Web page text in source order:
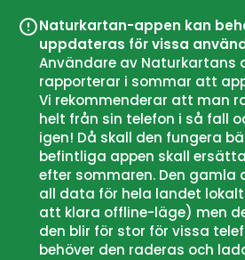
Naturkartan-appen kan
uppdateras för vissa
Användare av Naturkartans
rapporterar i sommar att
Vi rekommenderar att man
helt från sin telefon i så fall
igen! Då skall den fungera
befintliga appen skall
efter sommaren. Den gamla
all data för hela landet
att klara offline-läge) men
den blir för stor för vissa
behöver den raderas och